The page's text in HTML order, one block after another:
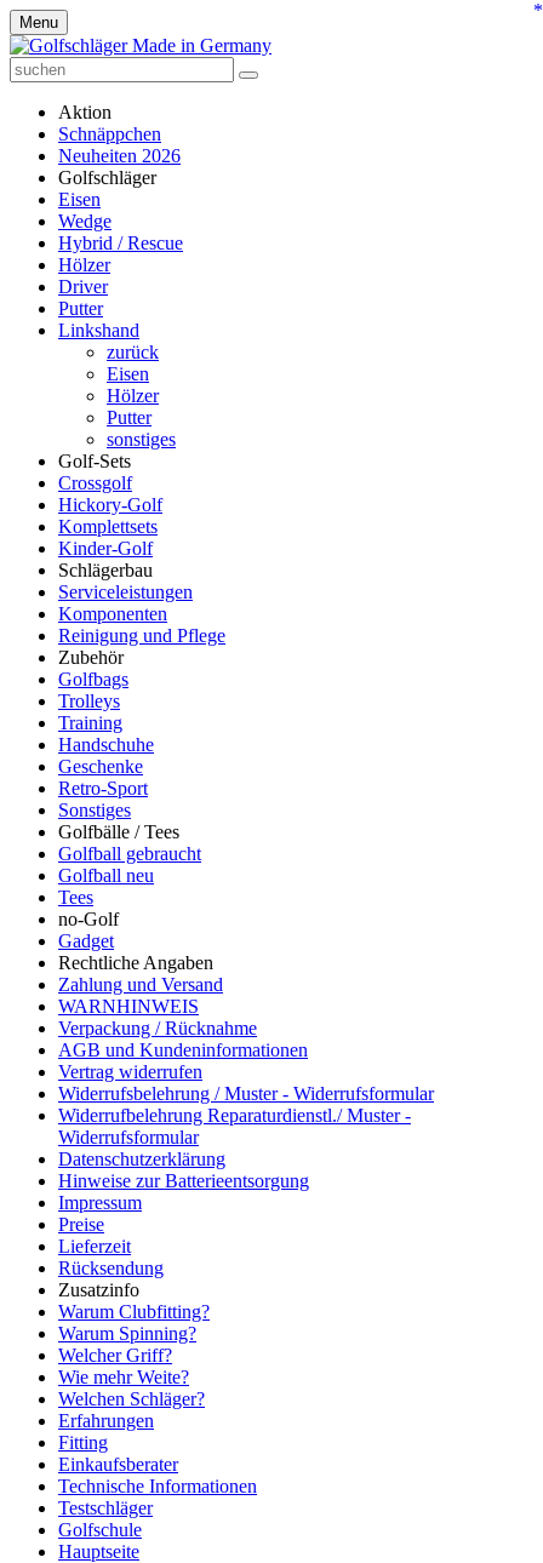
Menu
Aktion
Schnäppchen
Neuheiten 2026
Golfschläger
Eisen
Wedge
Hybrid / Rescue
Hölzer
Driver
Putter
Linkshand
zurück
Eisen
Hölzer
Putter
sonstiges
Golf-Sets
Crossgolf
Hickory-Golf
Komplettsets
Kinder-Golf
Schlägerbau
Serviceleistungen
Komponenten
Reinigung und Pflege
Zubehör
Golfbags
Trolleys
Training
Handschuhe
Geschenke
Retro-Sport
Sonstiges
Golfbälle / Tees
Golfball gebraucht
Golfball neu
Tees
no-Golf
Gadget
Rechtliche Angaben
Zahlung und Versand
WARNHINWEIS
Verpackung / Rücknahme
AGB und Kundeninformationen
Vertrag widerrufen
Widerrufsbelehrung / Muster - Widerrufsformular
Widerrufbelehrung Reparaturdienstl./ Muster -
Widerrufsformular
Datenschutzerklärung
Hinweise zur Batterieentsorgung
Impressum
Preise
Lieferzeit
Rücksendung
Zusatzinfo
Warum Clubfitting?
Warum Spinning?
Welcher Griff?
Wie mehr Weite?
Welchen Schläger?
Erfahrungen
Fitting
Einkaufsberater
Technische Informationen
Testschläger
Golfschule
Hauptseite
*